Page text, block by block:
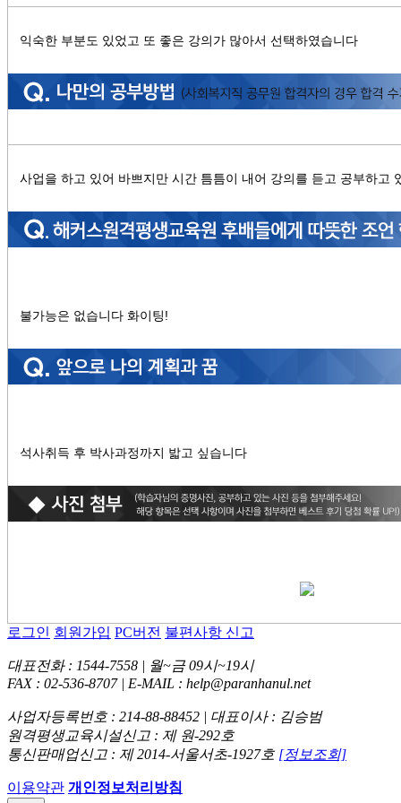
익숙한 부분도 있었고 또 좋은 강의가 많아서 선택하였습니다
사업을 하고 있어 바쁘지만 시간 틈틈이 내어 강의를 듣고 공부하고
불가능은 없습니다 화이팅!
석사취득 후 박사과정까지 밟고 싶습니다
로그인 회원가입 PC버전 불편사항 신고
대표전화 : 1544-7558 | 월~금 09시~19시
FAX : 02-536-8707 | E-MAIL : help@paranhanul.net
사업자등록번호 : 214-88-88452 | 대표이사 : 김승범
원격평생교육시설신고 : 제 원-292호
통신판매업신고 : 제 2014-서울서초-1927호 [정보조회]
이용약관 개인정보처리방침